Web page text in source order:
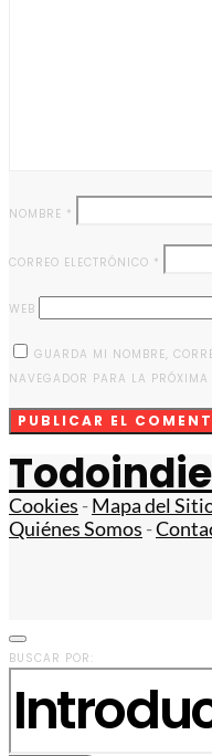
NOMBRE *
CORREO ELECTRÓNICO *
WEB
GUARDA MI NOMBRE,
NAVEGADOR PARA LA PRÓXIMA
Todoindie
Cookies -Mapa del
Quiénes Somos -
BUSCAR POR: